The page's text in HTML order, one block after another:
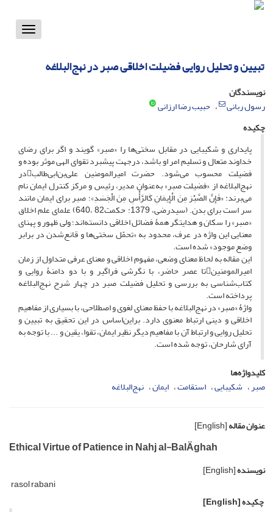
Toggle
تبیین و تحلیل روایی فضیلت اخلاقی صبر در نهج‌البلاغه
نویسندگان
رسول ربانی
حبیب رضا ارزانی
چکیده
پایداری و شکیبایی در مقابل سختی‌‌ها را «صبر» گویند و اگر برای رضای
خداوند متعال و تسلیم امر او باشد، درجهت پیشبرد تقوای الهی موثر بوده و
فضیلت محسوب می‌شود. حضرت امیرالمومنین علی‌بن‌ابی‌طالبدر
نهج‌البلاغه از «فضیلت صبر» به‌عنوان مدیر، رئیس و مرکز کنترل ایمان نام
می‌برند: «فَإِنَّ الصَّبْرَ مِنَ الْإِیمَانِ کَالرَّأْسِ مِنَ الْجَسَدِ»؛ صبر برای ایمان مانند
سر است برای بدن. (سیدرضی، 1379: حکمت82 ،640) علمای علم اخلاق
«صبر» را سکان و هدایتگر همۀ فضائل اخلاقی دانسته‌اند؛ ولی ظهور و پهنای
معنایی این واژه در عرف، محدود به «تحمّل سختی‌ها و قانع‌شدن در برابر
وضع موجود» شده است.
این مقاله به لحاظ معنای وضعی، مفهوم اخلاقی و معنای عرفی متداول از زمان
امیرالمومنینتا عصر حاضر، با نگرشی فراگیر و با دو دامنۀ روایی و
کتاب‌شناسی به بررسی و تحلیل فضیلت صبر در چهار شرح نهج‌البلاغه
پرداخته است.
واژۀ «صبر» در نهج‌البلاغه با حفظ معنای لغوی و اصطلاحی، با بسیاری از مفاهیم
اخلاقی و دینی ارتباط معنوی دارد. براین‌اساس در این تحقیق به تبیین و
تحلیل روایی و ارتباط آن با مفاهیم دیگر نظیر ایمان، تقوا، یقین و ... با توجه به
آرای شارحان، توجه شده است.
کلیدواژه‌ها
صبر شکیبایی استقامت ایمان نهج‌البلاغه
عنوان مقاله[English]
Ethical Virtue of Patience in Nahj al-BalÄghah
نویسنده[English]
rasol rabani
چکیده[English]